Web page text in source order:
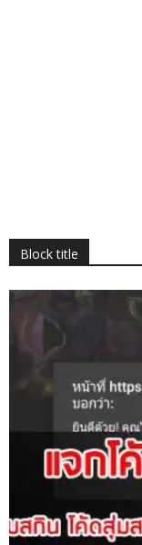
Block title